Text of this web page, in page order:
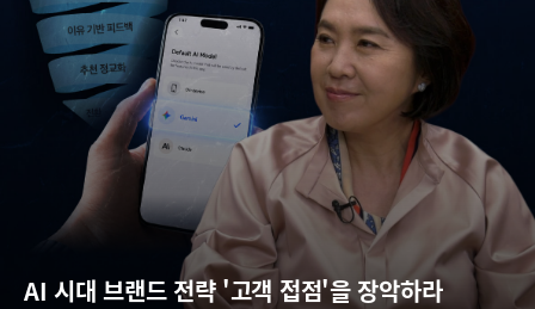
AI 시대 브랜드 전략 '고객 접점'을 장악하라